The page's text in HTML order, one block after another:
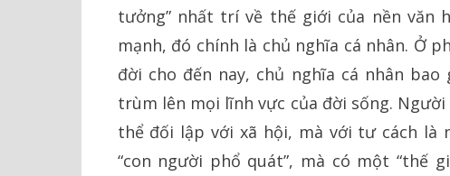
tưởng” nhất trí về thế giới của nền văn
mạnh, đó chính là chủ nghĩa cá nhân. Ở
đời cho đến nay, chủ nghĩa cá nhân
trùm lên mọi lĩnh vực của đời sống.
thể đối lập với xã hội, mà với tư cách là
“con người phổ quát”, mà có một “thế